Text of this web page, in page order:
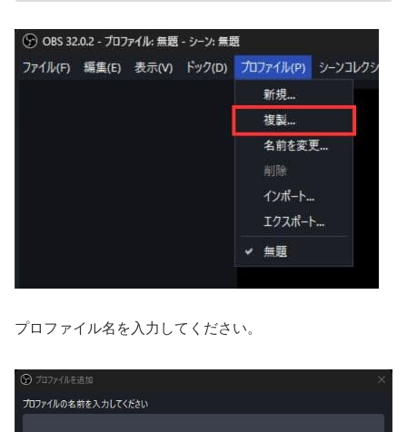
プロファイル名を入力してください。